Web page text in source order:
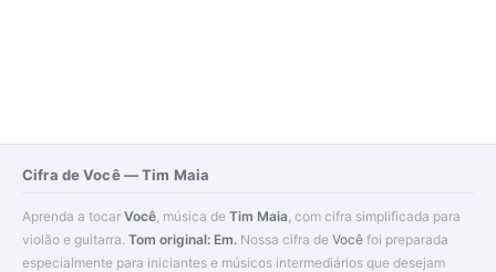
Cifra de Você — Tim Maia
Aprenda a tocar Você , música de Tim Maia , com cifra simplificada para
violão e guitarra. Tom original: Em. Nossa cifra de Você foi preparada
especialmente para iniciantes e músicos intermediários que desejam